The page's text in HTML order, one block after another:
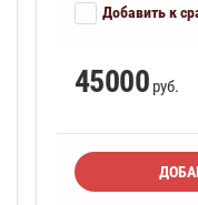
Добавить к
45000 руб.